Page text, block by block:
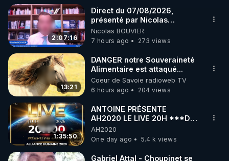
2:07:16
Direct du 07/08/2026,
présenté par Nicolas
BOUVIER
Nicolas BOUVIER
7 hours ago
273 views
13:21
DANGER notre Souveraineté
Alimentaire est attaqué...
Coeur de Savoie radioweb TV
6 hours ago
204 views
1:35:50
ANTOINE PRÉSENTE
AH2020 LE LIVE 20H ***DU
06/08/2026***
AH2020
One day ago
5.4 k views
Gabriel Attal - Choupinet se